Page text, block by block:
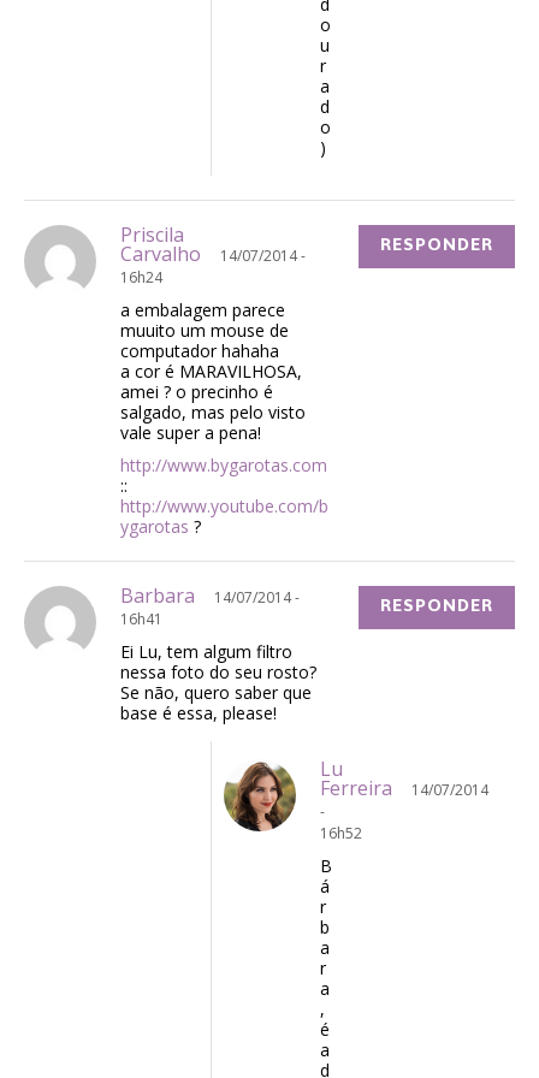
o
u
r
a
d
o
)
Priscila
Carvalho
14/07/2014 -
16h24
a embalagem parece
muuito um mouse de
computador hahaha
a cor é MARAVILHOSA,
amei ? o precinho é
salgado, mas pelo visto
vale super a pena!
http://www.bygarotas.com
::
http://www.youtube.com/b
ygarotas ?
RESPONDER
Barbara
14/07/2014 -
16h41
Ei Lu, tem algum filtro
nessa foto do seu rosto?
Se não, quero saber que
base é essa, please!
RESPONDER
Lu
Ferreira
14/07/2014
-
16h52
B
á
r
b
a
r
a
,
é
a
d